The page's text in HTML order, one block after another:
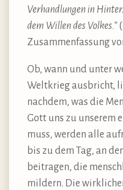
Verhandlungen in
dem Willen des Volkes.”
Zusammenfassung
Ob, wann und unter
Weltkrieg ausbricht,
nachdem, was die
Gott uns zu unserem
muss, werden alle
bis zu dem Tag, an
beitragen, die
mildern. Die